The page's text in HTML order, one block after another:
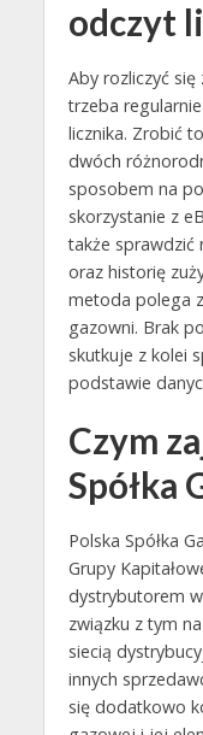
odczyt
Aby rozliczyć
trzeba
licznika. Zrobić
dwóch
sposobem na
skorzystanie z
także sprawdzić
oraz historię
metoda polega
gazowni. Brak
skutkuje z kolei
podstawie
Czym
Spółka
Polska Spółka
Grupy
dystrybutorem w
związku z tym
siecią
innych
się dodatkowo